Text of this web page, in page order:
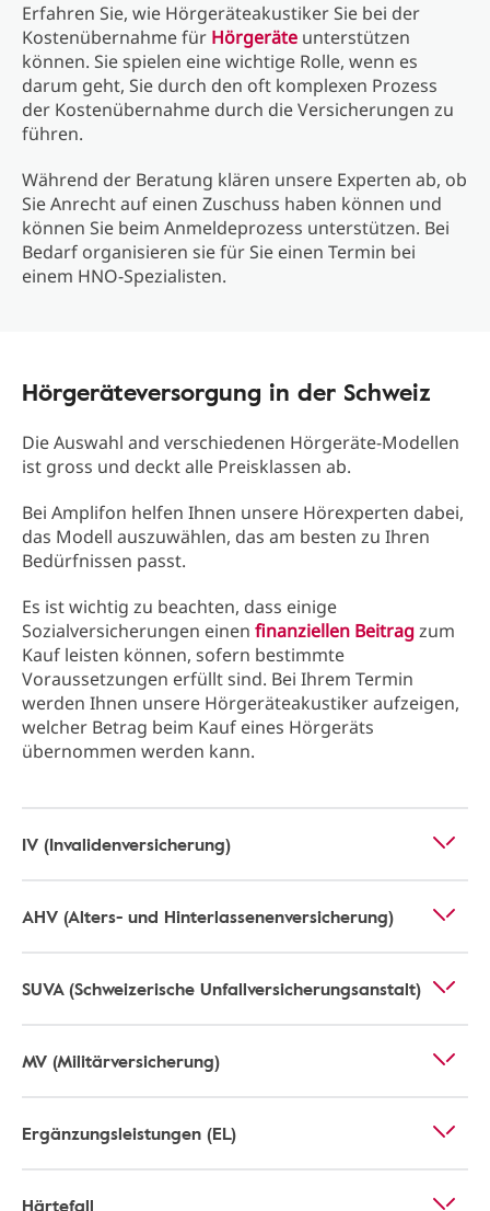
Erfahren Sie, wie Hörgeräteakustiker Sie bei der
Kostenübernahme für Hörgeräte unterstützen
können. Sie spielen eine wichtige Rolle, wenn es
darum geht, Sie durch den oft komplexen Prozess
der Kostenübernahme durch die Versicherungen zu
führen.
Während der Beratung klären unsere Experten ab, ob
Sie Anrecht auf einen Zuschuss haben können und
können Sie beim Anmeldeprozess unterstützen. Bei
Bedarf organisieren sie für Sie einen Termin bei
einem HNO-Spezialisten.
Hörgeräteversorgung in der Schweiz
Die Auswahl and verschiedenen Hörgeräte-Modellen
ist gross und deckt alle Preisklassen ab.
Bei Amplifon helfen Ihnen unsere Hörexperten dabei,
das Modell auszuwählen, das am besten zu Ihren
Bedürfnissen passt.
Es ist wichtig zu beachten, dass einige
Sozialversicherungen einen finanziellen Beitragzum
Kauf leisten können, sofern bestimmte
Voraussetzungen erfüllt sind. Bei Ihrem Termin
werden Ihnen unsere Hörgeräteakustiker aufzeigen,
welcher Betrag beim Kauf eines Hörgeräts
übernommen werden kann.
IV (Invalidenversicherung)
AHV (Alters- und Hinterlassenenversicherung)
SUVA (Schweizerische Unfallversicherungsanstalt)
MV (Militärversicherung)
Ergänzungsleistungen (EL)
Härtefall